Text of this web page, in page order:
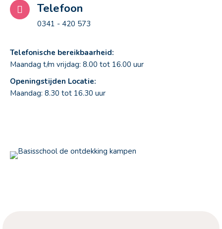
Telefoon
0341 - 420 573
Telefonische bereikbaarheid:
Maandag t/m vrijdag: 8.00 tot 16.00 uur
Openingstijden Locatie:
Maandag: 8.30 tot 16.30 uur